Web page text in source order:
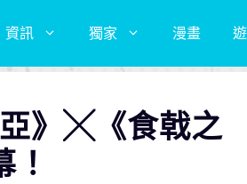
資訊 獨家 漫畫
》╳《食戟之